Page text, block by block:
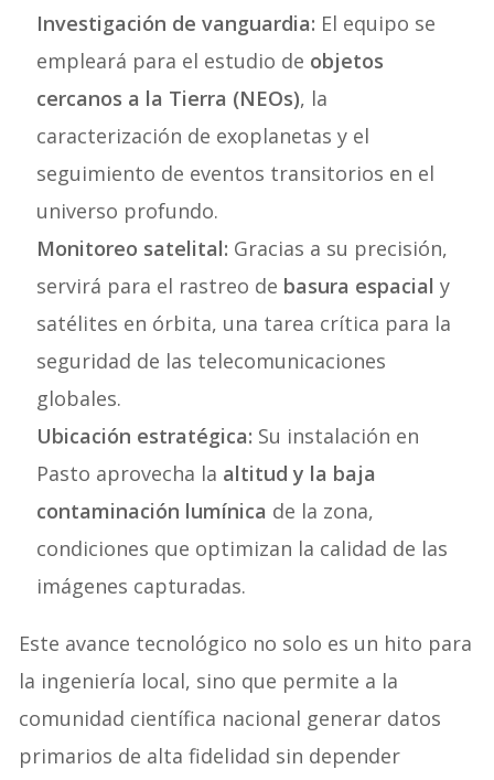
Investigación de vanguardia: El equipo se
empleará para el estudio de objetos
cercanos a la Tierra (NEOs), la
caracterización de exoplanetas y el
seguimiento de eventos transitorios en el
universo profundo.
Monitoreo satelital: Gracias a su precisión,
servirá para el rastreo de basura espacial y
satélites en órbita, una tarea crítica para la
seguridad de las telecomunicaciones
globales.
Ubicación estratégica: Su instalación en
Pasto aprovecha la altitud y la baja
contaminación lumínica de la zona,
condiciones que optimizan la calidad de las
imágenes capturadas.
Este avance tecnológico no solo es un hito para
la ingeniería local, sino que permite a la
comunidad científica nacional generar datos
primarios de alta fidelidad sin depender